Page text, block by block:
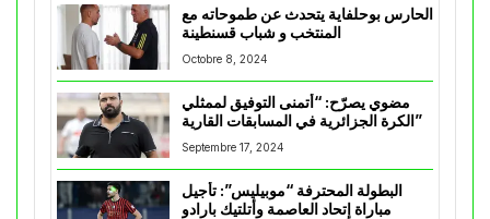
الحارس بوحلفاية يتحدث عن طموحاته مع
المنتخب و شباب قسنطينة
Octobre 8, 2024
مضوي يصرّح: “أتمنى التوفيق لممثلي
الكرة الجزائرية في المسابقات القارية”
Septembre 17, 2024
البطولة المحترفة “موبيليس”: تأجيل
مباراة إتحاد العاصمة وأتلتيك بارادو